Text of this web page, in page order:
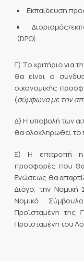
Εκπαίδευση
Διορισμός/
(DPO)
Γ) Το κριτήριο για
θα είναι ο
οικονομικής
(σύμφωνα με την
Δ) Η υποβολή των
θα ολοκληρωθεί το
Ε) Η επιτροπή η
προσφορές που θα
Ενώσεως θα
Διόγο, την Νομική
Νομικό
Προϊσταμένη της
Προϊσταμένη του